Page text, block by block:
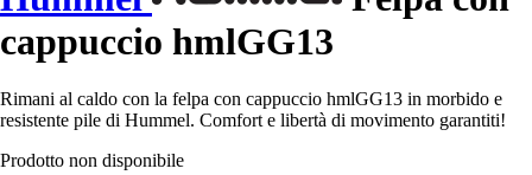
cappuccio hmlGG13
Rimani al caldo con la felpa con cappuccio hmlGG13 in morbido e
resistente pile di Hummel. Comfort e libertà di movimento garantiti!
Prodotto non disponibile